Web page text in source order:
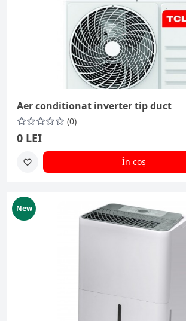
Aer conditionat inverter tip duct
(0)
0 LEI
În coș
New